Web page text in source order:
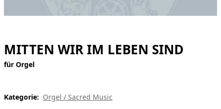
english
MITTEN WIR IM LEBEN SIND
für Orgel
Kategorie: Orgel / Sacred Music